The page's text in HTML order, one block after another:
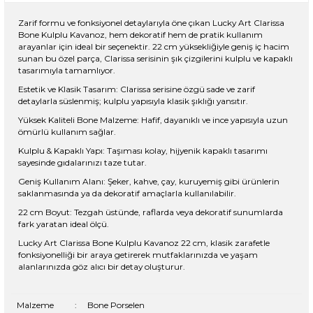
Zarif formu ve fonksiyonel detaylarıyla öne çıkan Lucky Art Clarissa
Bone Kulplu Kavanoz, hem dekoratif hem de pratik kullanım
arayanlar için ideal bir seçenektir. 22 cm yüksekliğiyle geniş iç hacim
sunan bu özel parça, Clarissa serisinin şık çizgilerini kulplu ve kapaklı
tasarımıyla tamamlıyor.
Estetik ve Klasik Tasarım: Clarissa serisine özgü sade ve zarif
detaylarla süslenmiş; kulplu yapısıyla klasik şıklığı yansıtır.
Yüksek Kaliteli Bone Malzeme: Hafif, dayanıklı ve ince yapısıyla uzun
ömürlü kullanım sağlar.
Kulplu & Kapaklı Yapı: Taşıması kolay, hijyenik kapaklı tasarımı
sayesinde gıdalarınızı taze tutar.
Geniş Kullanım Alanı: Şeker, kahve, çay, kuruyemiş gibi ürünlerin
saklanmasında ya da dekoratif amaçlarla kullanılabilir.
22 cm Boyut: Tezgah üstünde, raflarda veya dekoratif sunumlarda
fark yaratan ideal ölçü.
Lucky Art Clarissa Bone Kulplu Kavanoz 22 cm, klasik zarafetle
fonksiyonelliği bir araya getirerek mutfaklarınızda ve yaşam
alanlarınızda göz alıcı bir detay oluşturur.
Malzeme : Bone Porselen